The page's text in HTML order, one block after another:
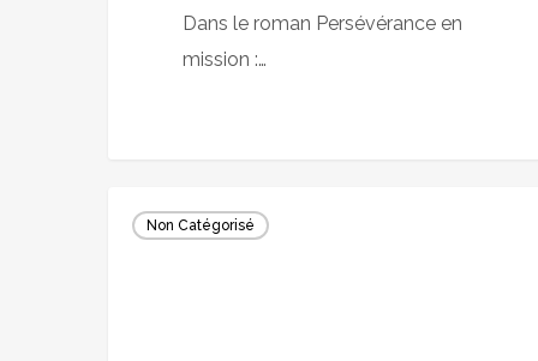
Dans le roman Persévérance en
mission :…
ans
Non Catégorisé